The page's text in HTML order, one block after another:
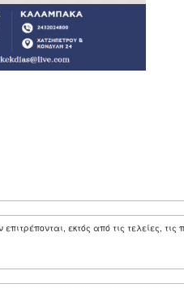
εκτός από τις τελείες,